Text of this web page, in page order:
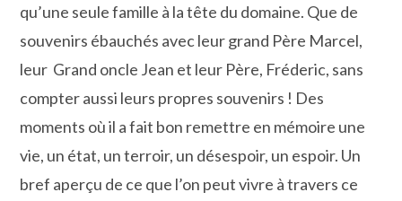
qu’une seule famille à la tête du domaine. Que de
souvenirs ébauchés avec leur grand Père Marcel,
leur Grand oncle Jean et leur Père, Fréderic, sans
compter aussi leurs propres souvenirs ! Des
moments où il a fait bon remettre en mémoire une
vie, un état, un terroir, un désespoir, un espoir. Un
bref aperçu de ce que l’on peut vivre à travers ce